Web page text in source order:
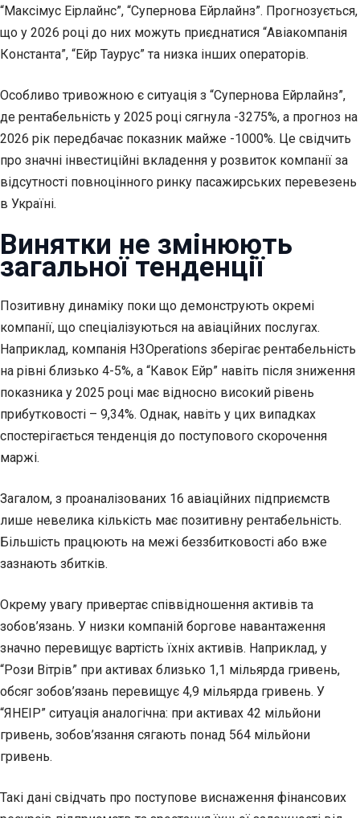
“Максімус Еірлайнс”, “Супернова Ейрлайнз”. Прогнозується,
що у 2026 році до них можуть приєднатися “Авіакомпанія
Константа”, “Ейр Таурус” та низка інших операторів.
Особливо тривожною є ситуація з “Супернова Ейрлайнз”,
де рентабельність у 2025 році сягнула -3275%, а прогноз на
2026 рік передбачає показник майже -1000%. Це свідчить
про значні інвестиційні вкладення у розвиток компанії за
відсутності повноцінного ринку пасажирських перевезень
в Україні.
Винятки не змінюють
загальної тенденції
Позитивну динаміку поки що демонструють окремі
компанії, що спеціалізуються на авіаційних послугах.
Наприклад, компанія Н3Operations зберігає рентабельність
на рівні близько 4-5%, а “Кавок Ейр” навіть після зниження
показника у 2025 році має відносно високий рівень
прибутковості – 9,34%. Однак, навіть у цих випадках
спостерігається тенденція до поступового скорочення
маржі.
Загалом, з проаналізованих 16 авіаційних підприємств
лише невелика кількість має позитивну рентабельність.
Більшість працюють на межі беззбитковості або вже
зазнають збитків.
Окрему увагу привертає співвідношення активів та
зобов’язань. У низки компаній боргове навантаження
значно перевищує вартість їхніх активів. Наприклад, у
“Рози Вітрів” при активах близько 1,1 мільярда гривень,
обсяг зобов’язань перевищує 4,9 мільярда гривень. У
“ЯНЕІР” ситуація аналогічна: при активах 42 мільйони
гривень, зобов’язання сягають понад 564 мільйони
гривень.
Такі дані свідчать про поступове виснаження фінансових